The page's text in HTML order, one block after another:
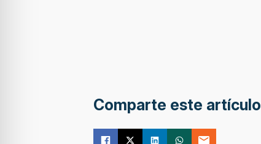
Comparte este artículo